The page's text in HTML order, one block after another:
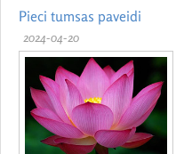
Pieci tumsas paveidi
2024-04-20